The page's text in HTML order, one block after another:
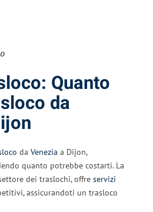
Quanto
da
da Venezia a Dijon,
quanto potrebbe costarti. La
dei traslochi, offre servizi
assicurandoti un trasloco